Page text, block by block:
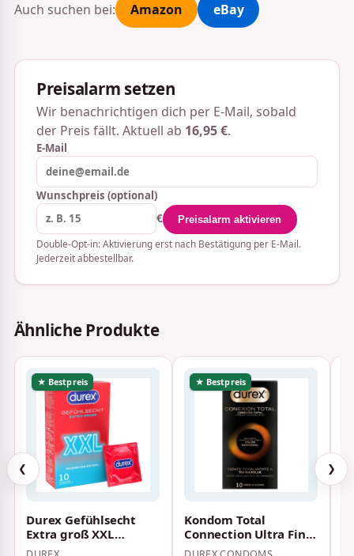
Auch suchen bei: Amazon eBay
Preisalarm setzen
Wir benachrichtigen dich per E-Mail, sobald
der Preis fällt. Aktuell ab 16,95 €.
E-Mail
Wunschpreis (optional)
€
Preisalarm aktivieren
Double-Opt-in: Aktivierung erst nach Bestätigung per E-Mail.
Jederzeit abbestellbar.
Ähnliche Produkte
❮
★ Bestpreis
Durex Gefühlsecht
Extra groß XXL
Kondome 60 mm 10
★ Bestpreis
Kondom Total
Connection Ultra Fine
latexfrei 10 St.
❯